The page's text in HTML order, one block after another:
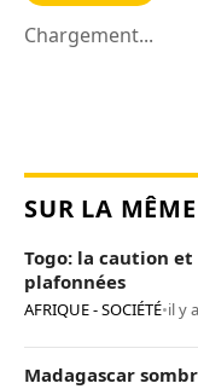
Chargement...
SUR LA
Togo: la caution
plafonnées
AFRIQUE - SOCIÉTÉ•il y
Madagascar